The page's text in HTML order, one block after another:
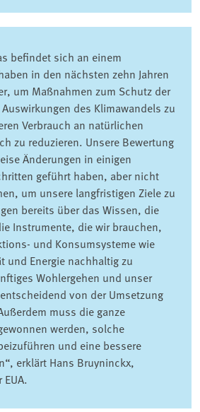
befindet sich an einem
in den nächsten zehn Jahren
um Maßnahmen zum Schutz der
des Klimawandels zu
Verbrauch an natürlichen
zu reduzieren. Unsere Bewertung
Änderungen in einigen
geführt haben, aber nicht
um unsere langfristigen Ziele zu
bereits über das Wissen, die
Instrumente, die wir brauchen,
und Konsumsysteme wie
und Energie nachhaltig zu
Wohlergehen und unser
von der Umsetzung
muss die ganze
werden, solche
und eine bessere
erklärt Hans Bruyninckx,